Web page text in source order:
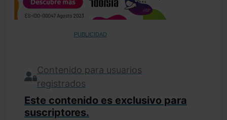
PUBLICIDAD
Contenido para usuarios
registrados
Este contenido es exclusivo para
suscriptores.